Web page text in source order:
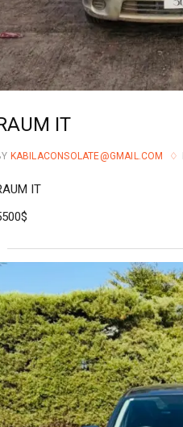
IT
KABILACONSOLATE@GMAIL.COM
IT